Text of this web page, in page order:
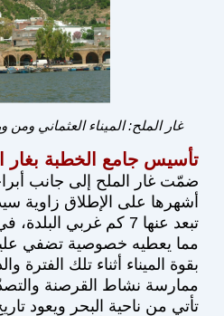
غار الملح: الميناء العثماني ومن
تأسيس جامع الخطبة بغار
ضمّت غار الملح إلى جانب
أشهرها على الإطلاق زاوية
تبعد عنها 7 كم غربي
مما يعطيه خصوصية تضفي
بقوة الميناء أثناء تلك الفترة
ممارسة نشاط القرصنة
تأتي من ناحية البحر ويعود